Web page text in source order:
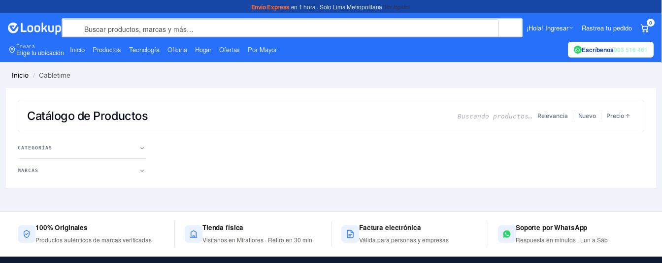
Envío Expressen 1 hora · Solo Lima Metropolitana*Ver legales
¡Hola! Ingresar Rastrea tu pedido
0
Enviar a
Elige tu ubicación Inicio Productos Tecnología Oficina Hogar Ofertas Por Mayor Escríbenos983 516 461
Inicio / Cabletime
Catálogo de Productos Buscando productos… Relevancia Nuevo Precio ↑
CATEGORÍAS
MARCAS
100% Originales
Productos auténticos de marcas verificadas
Tienda física
Visítanos en Miraflores · Retiro en 30 min
Factura electrónica
Válida para personas y empresas
Soporte por WhatsApp
Respuesta en minutos · Lun a Sáb